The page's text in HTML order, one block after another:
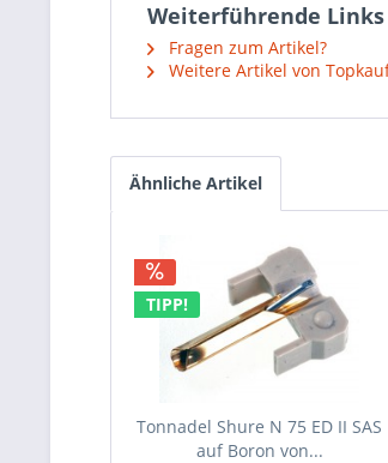
Weiterführende
Fragen zum Artikel?
Weitere Artikel von
Ähnliche Artikel
TIPP!
Tonnadel Shure N 75 ED II SAS
auf Boron von...